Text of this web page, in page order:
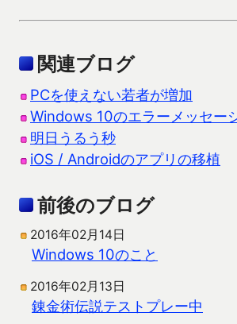
関連ブログ
PCを使えない若者が増加
Windows 10のエラーメッセー
明日うるう秒
iOS / Androidのアプリの移植
前後のブログ
2016年02月14日
Windows 10のこと
2016年02月13日
錬金術伝説テストプレー中